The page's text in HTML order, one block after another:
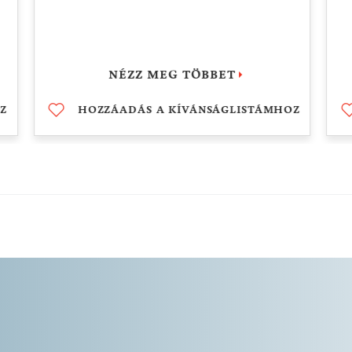
egyik legdrágább kutyafajta segítsége
szükséges – szarvasgomba kutya
NÉZZ MEG TÖBBET
HOZZÁADÁS A KÍVÁNSÁGLISTÁMHOZ